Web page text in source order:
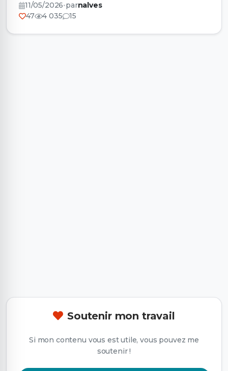
11/05/2026•parnalves
47
4 035 15
Soutenir mon travail
Si mon contenu vous est utile, vous pouvez me
soutenir !